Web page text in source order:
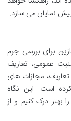
نمایان می سازد.
برای بررسی جرم
عمومی، تعاریف
مجازات های
است. این نگاه
درک کنیم و از